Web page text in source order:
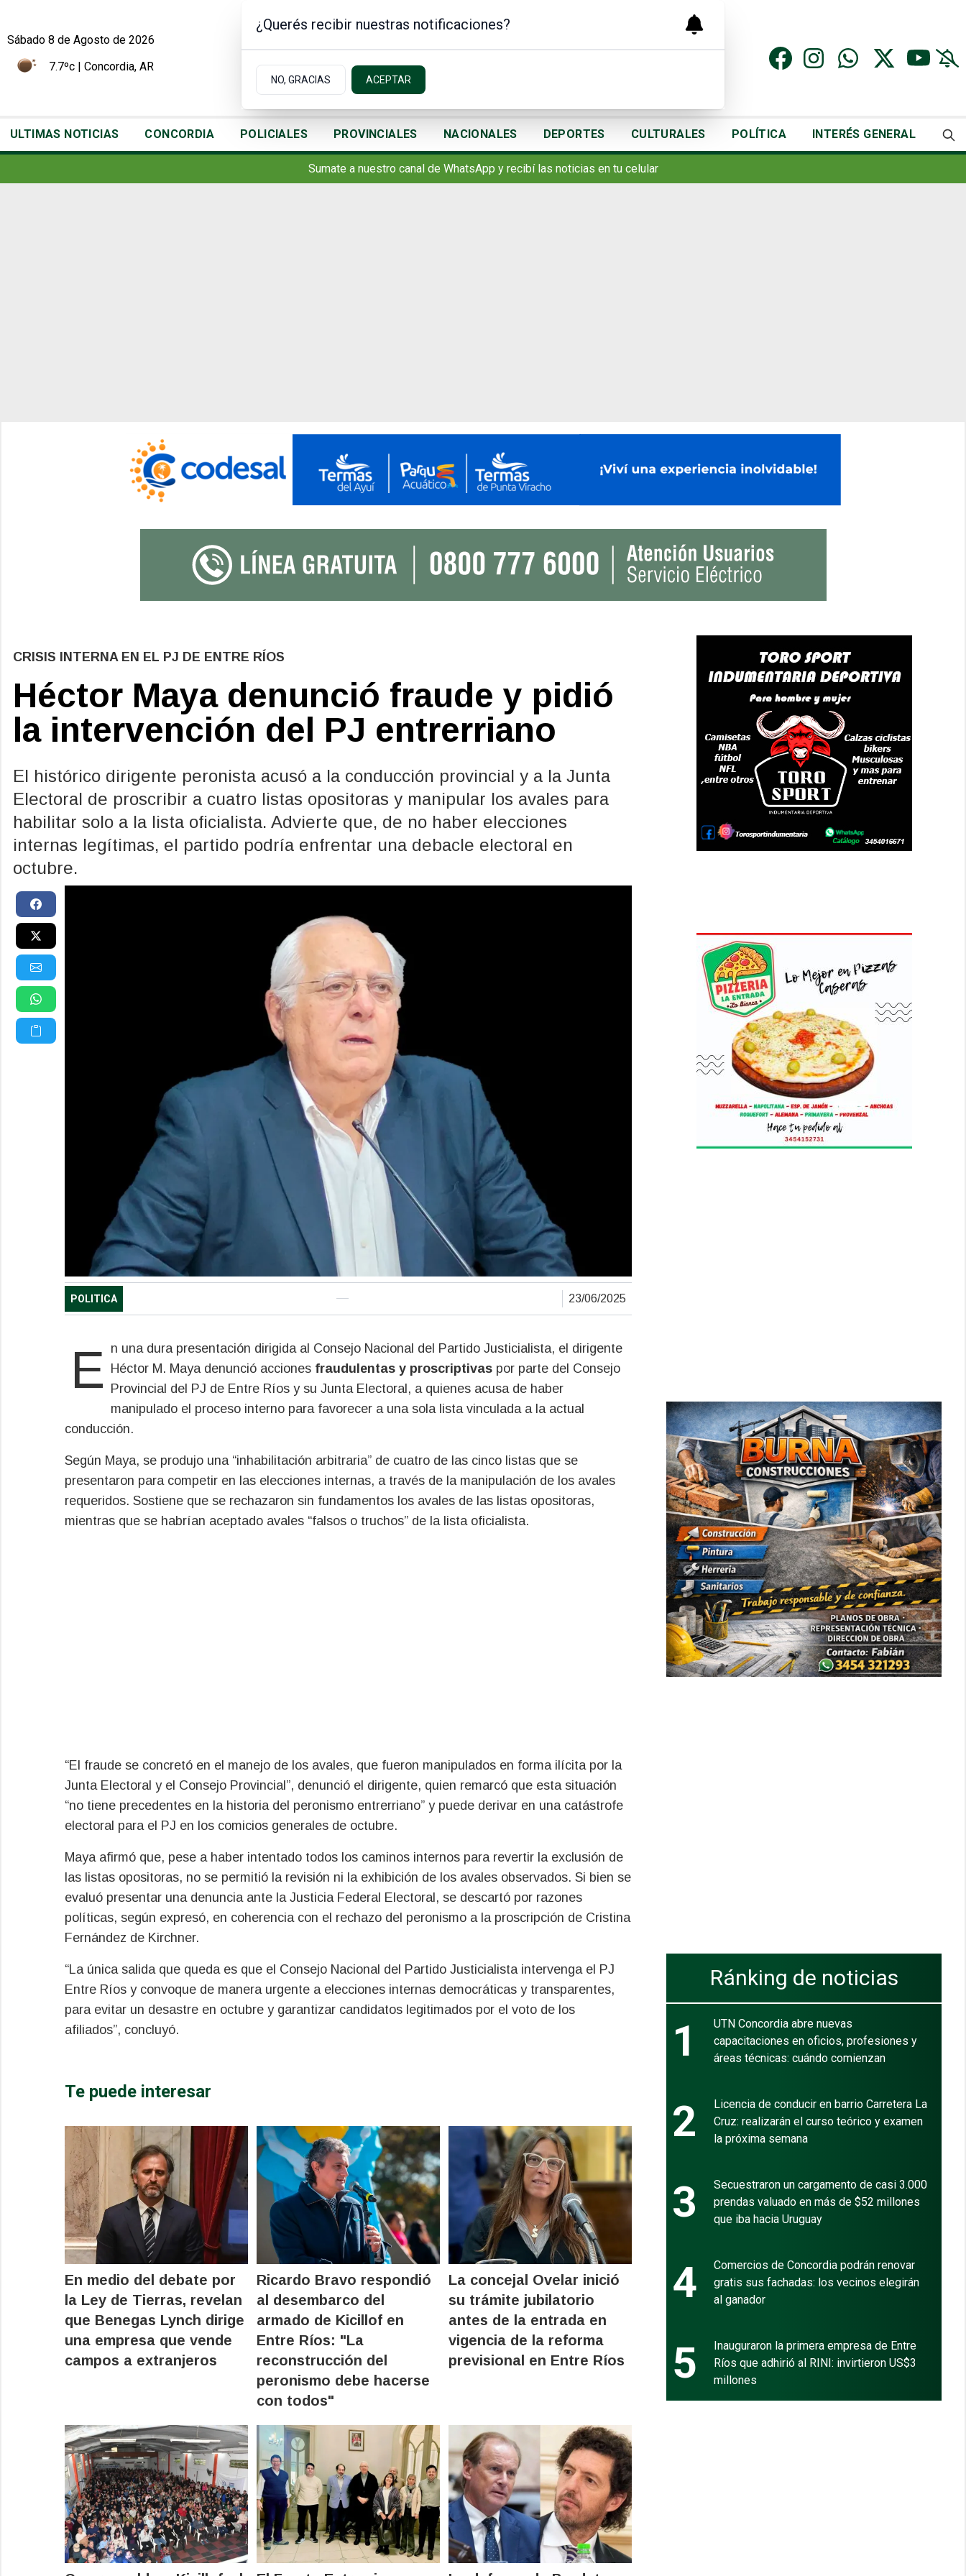
Sábado 8 de Agosto de 2026
7.7ºc | Concordia, AR
ULTIMAS NOTICIAS CONCORDIA POLICIALES PROVINCIALES NACIONALES DEPORTES CULTURALES POLÍTICA INTERÉS GENERAL
Sumate a nuestro canal de WhatsApp y recibí las noticias en tu celular
CRISIS INTERNA EN EL PJ DE ENTRE RÍOS
Héctor Maya denunció fraude y pidió
la intervención del PJ entrerriano
El histórico dirigente peronista acusó a la conducción provincial y a la Junta
Electoral de proscribir a cuatro listas opositoras y manipular los avales para
habilitar solo a la lista oficialista. Advierte que, de no haber elecciones
internas legítimas, el partido podría enfrentar una debacle electoral en
octubre.
POLITICA 23/06/2025
En una dura presentación dirigida al Consejo Nacional del Partido Justicialista, el dirigente Héctor M. Maya denunció acciones fraudulentas y proscriptivaspor parte del Consejo
Provincial del PJ de Entre Ríos y su Junta Electoral, a quienes acusa de haber
manipulado el proceso interno para favorecer a una sola lista vinculada a la actual
conducción.
Según Maya, se produjo una “inhabilitación arbitraria” de cuatro de las cinco listas que se
presentaron para competir en las elecciones internas, a través de la manipulación de los avales
requeridos. Sostiene que se rechazaron sin fundamentos los avales de las listas opositoras,
mientras que se habrían aceptado avales “falsos o truchos” de la lista oficialista.
“El fraude se concretó en el manejo de los avales, que fueron manipulados en forma ilícita por la
Junta Electoral y el Consejo Provincial”, denunció el dirigente, quien remarcó que esta situación
“no tiene precedentes en la historia del peronismo entrerriano” y puede derivar en una catástrofe
electoral para el PJ en los comicios generales de octubre.
Maya afirmó que, pese a haber intentado todos los caminos internos para revertir la exclusión de
las listas opositoras, no se permitió la revisión ni la exhibición de los avales observados. Si bien se
evaluó presentar una denuncia ante la Justicia Federal Electoral, se descartó por razones
políticas, según expresó, en coherencia con el rechazo del peronismo a la proscripción de Cristina
Fernández de Kirchner.
“La única salida que queda es que el Consejo Nacional del Partido Justicialista intervenga el PJ
Entre Ríos y convoque de manera urgente a elecciones internas democráticas y transparentes,
para evitar un desastre en octubre y garantizar candidatos legitimados por el voto de los
afiliados”, concluyó.
Te puede interesar
En medio del debate por
la Ley de Tierras, revelan
que Benegas Lynch dirige
una empresa que vende
campos a extranjeros
Ricardo Bravo respondió
al desembarco del
armado de Kicillof en
Entre Ríos: "La
reconstrucción del
peronismo debe hacerse
con todos"
La concejal Ovelar inició
su trámite jubilatorio
antes de la entrada en
vigencia de la reforma
previsional en Entre Ríos
Ránking de noticias
1
UTN Concordia abre nuevas
capacitaciones en oficios, profesiones y
áreas técnicas: cuándo comienzan
2
Licencia de conducir en barrio Carretera La
Cruz: realizarán el curso teórico y examen
la próxima semana
3
Secuestraron un cargamento de casi 3.000
prendas valuado en más de $52 millones
que iba hacia Uruguay
4
Comercios de Concordia podrán renovar
gratis sus fachadas: los vecinos elegirán
al ganador
5
Inauguraron la primera empresa de Entre
Ríos que adhirió al RINI: invirtieron US$3
millones
¿Querés recibir nuestras notificaciones?
NO, GRACIAS ACEPTAR